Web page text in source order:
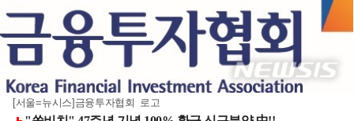
[서울=뉴시스]금융투자협회 로고